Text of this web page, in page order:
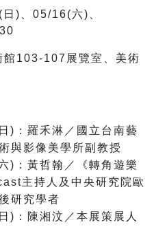
日)、05/16(六)、
館103-107展覽室、美術
日)：羅禾淋／國立台南藝
與影像美學所副教授
) ：黃哲翰／《轉角遊樂
主持人及中央研究院歐
研究學者
) ：陳湘汶／本展策展人